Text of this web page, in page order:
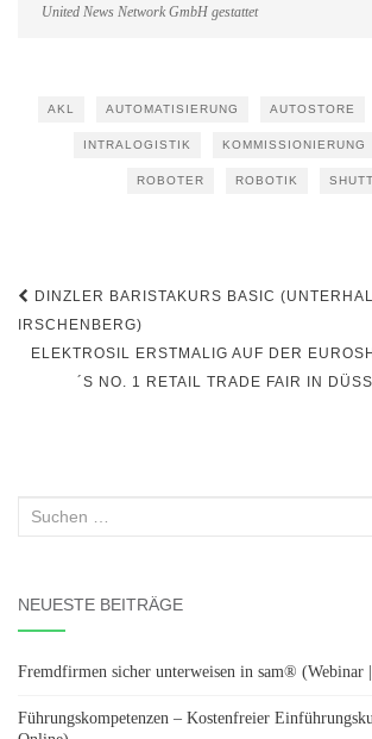
United News Network GmbH gestattet
AKL AUTOMATISIERUNG AUTOSTORE
INTRALOGISTIK KOMMISSIONIERUNG
ROBOTER ROBOTIK
Beitragsnavigation
DINZLER BARISTAKURS BASIC
IRSCHENBERG)
ELEKTROSIL ERSTMALIG AUF DER
´S NO. 1 RETAIL TRADE FAIR IN
Suchen
NEUESTE BEITRÄGE
Fremdfirmen sicher unterweisen in sam® (Webinar
Führungskompetenzen – Kostenfreier